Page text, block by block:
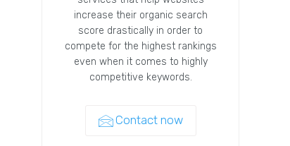
increase their organic search
score drastically in order to
compete for the highest rankings
even when it comes to highly
competitive keywords.
Contact now